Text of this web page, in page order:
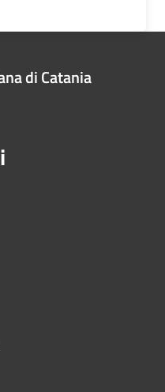
di Catania